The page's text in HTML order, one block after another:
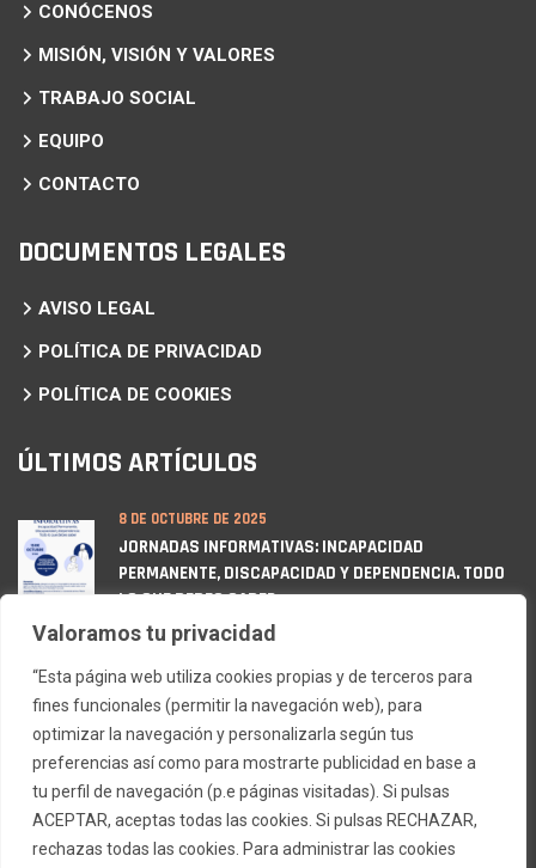
Valoramos tu privacidad
“Esta página web utiliza cookies propias y de terceros para
fines funcionales (permitir la navegación web), para
optimizar la navegación y personalizarla según tus
preferencias así como para mostrarte publicidad en base a
tu perfil de navegación (p.e páginas visitadas). Si pulsas
ACEPTAR, aceptas todas las cookies. Si pulsas RECHAZAR,
rechazas todas las cookies. Para administrar las cookies
CONÓCENOS
MISIÓN, VISIÓN Y VALORES
TRABAJO SOCIAL
EQUIPO
CONTACTO
DOCUMENTOS LEGALES
AVISO LEGAL
POLÍTICA DE PRIVACIDAD
POLÍTICA DE COOKIES
ÚLTIMOS ARTÍCULOS
8 DE OCTUBRE DE 2025
JORNADAS INFORMATIVAS: INCAPACIDAD
PERMANENTE, DISCAPACIDAD Y DEPENDENCIA. TODO
LO QUE DEBES SABER
RENOVACIÓN DE SELLO FUNDACIÓN LEALTAD
JORNADAS INFORMATIVAS ESCLEROSIS MÚLTIPLE